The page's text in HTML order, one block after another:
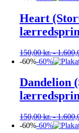
Heart
150,00kr.-
-60%-60%
Dandelion
150,00kr.-
-60%-60%